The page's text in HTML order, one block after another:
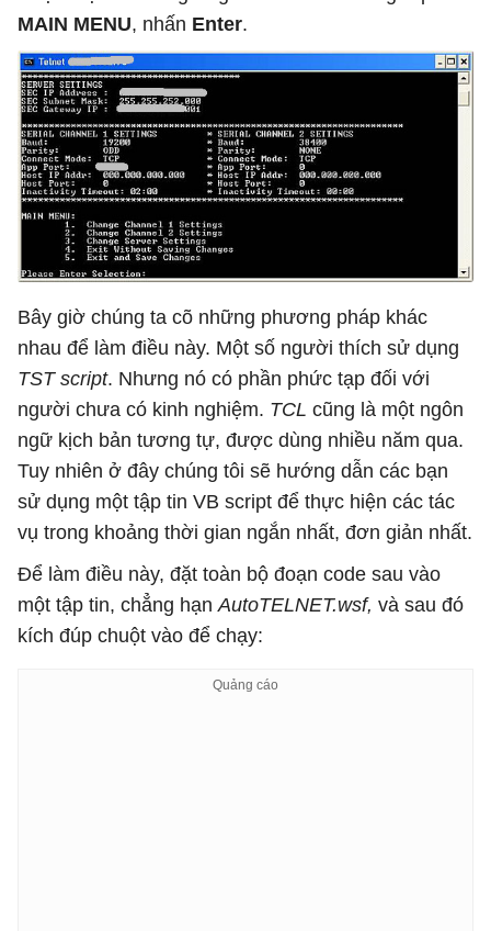
MAIN MENU, nhấn Enter.
Bây giờ chúng ta cõ những phương pháp khác
nhau để làm điều này. Một số người thích sử dụng
TST script. Nhưng nó có phần phức tạp đối với
người chưa có kinh nghiệm. TCL cũng là một ngôn
ngữ kịch bản tương tự, được dùng nhiều năm qua.
Tuy nhiên ở đây chúng tôi sẽ hướng dẫn các bạn
sử dụng một tập tin VB script để thực hiện các tác
vụ trong khoảng thời gian ngắn nhất, đơn giản nhất.
Để làm điều này, đặt toàn bộ đoạn code sau vào
một tập tin, chẳng hạn AutoTELNET.wsf, và sau đó
kích đúp chuột vào để chạy: